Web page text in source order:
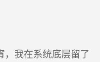
，我在系统底层留了